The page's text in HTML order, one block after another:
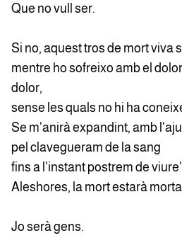
Que no vull ser.
Si no, aquest tros de mort viva
mentre ho sofreixo amb el
dolor,
sense les quals no hi ha
Se m'anirà expandint, amb
pel clavegueram de la sang
fins a l'instant postrem de
Aleshores, la mort estarà
Jo serà gens.